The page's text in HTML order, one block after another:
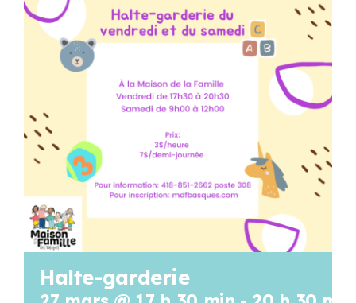
Programmation
Panier
OFFRES D’EMPLOI
Halte-garderie